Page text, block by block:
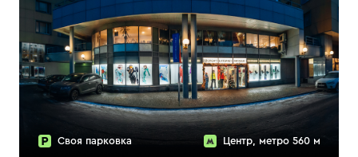
Своя парковка Центр, метро 560 м